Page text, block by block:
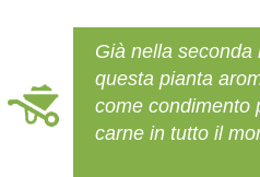
Già nella
questa pianta
come condimento
carne in tutto il